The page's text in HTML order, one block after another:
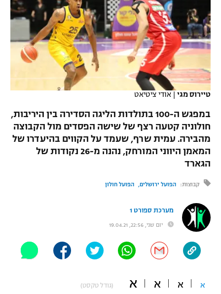
VOD
רץ ברשת
לוח שידורים
ברחבה
"מעל הליגה" – פודקאסט
"מחצית בשכונה" – פודקאסט
נבחרת ישראל
מכבי חיפה
בית"ר ירושלים
מכבי תל אביב
הפועל חיפה
הפועל באר שבע
מכבי נתניה
בני יהודה
ליגה ספרדית
ליגה איטלקית
ליגה צרפתית
ליגה הולנדית
ליגה טורקית
ליגה סינית
ליגה ברזילאית
ליגות נוספות
כדורסל נשים
מכבי תל אביב
הפועל חולון
הפועל ירושלים
יורוליג
יורוקאפ
טניס
כדוריד
כדורעף
שחייה
ג'ודו
אגרוף
היאבקות WWE
אופניים
כדורמים
טיירוס מגי | אודי ציטיאט
במפגש ה-100 בתולדות הליגה הסדירה בין היריבות,
חולוניה קטעה רצף של שישה הפסדים מול הקבוצה
מהבירה. עמית שרף, שעמד על הקווים בהיעדרו של
המאמן היווני המורחק, נהנה מ-26 נקודות של
הגארד
קבוצות: הפועל ירושלים הפועל חולון
מערכת ספורט 1
יום שני, 22:56, 19.04.21
א א א א (גודל טקסט)